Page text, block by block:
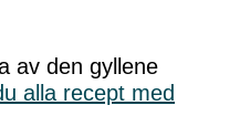
av den gyllene
alla recept med